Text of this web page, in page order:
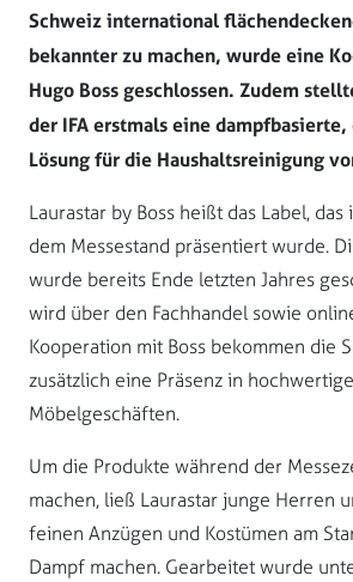
Schweiz international
bekannter zu machen, wurde eine
Hugo Boss geschlossen. Zudem
der IFA erstmals eine
Lösung für die Haushaltsreinigung
Laurastar by Boss heißt das Label,
dem Messestand präsentiert wurde.
wurde bereits Ende letzten Jahres
wird über den Fachhandel sowie
Kooperation mit Boss bekommen die
zusätzlich eine Präsenz in
Möbelgeschäften.
Um die Produkte während der
machen, ließ Laurastar junge Herren
feinen Anzügen und Kostümen am
Dampf machen. Gearbeitet wurde